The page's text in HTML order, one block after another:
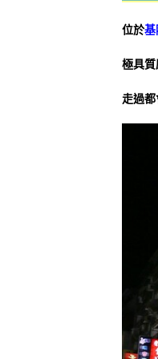
位於
極具
走過都